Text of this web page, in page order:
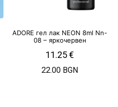
ADORE гел лак NEON 8ml Nn-
08 – яркочервен
11.25€
22.00 BGN